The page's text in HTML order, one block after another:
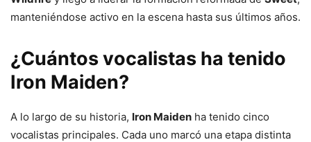
manteniéndose activo en la escena hasta sus últimos años.
¿Cuántos vocalistas ha tenido
Iron Maiden?
A lo largo de su historia, Iron Maiden ha tenido cinco
vocalistas principales. Cada uno marcó una etapa distinta